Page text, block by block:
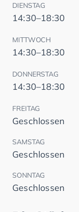
DIENSTAG
14:30–18:30
MITTWOCH
14:30–18:30
DONNERSTAG
14:30–18:30
FREITAG
Geschlossen
SAMSTAG
Geschlossen
SONNTAG
Geschlossen